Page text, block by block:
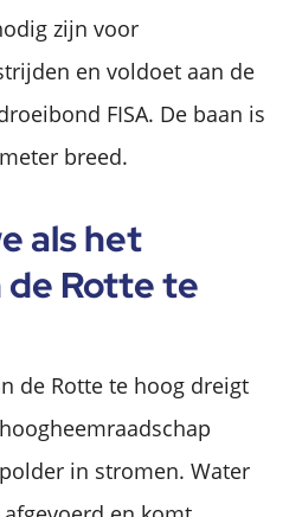
zijn voor
en voldoet aan de
FISA. De baan is
breed.
als het
Rotte te
de Rotte te hoog dreigt
in stromen. Water